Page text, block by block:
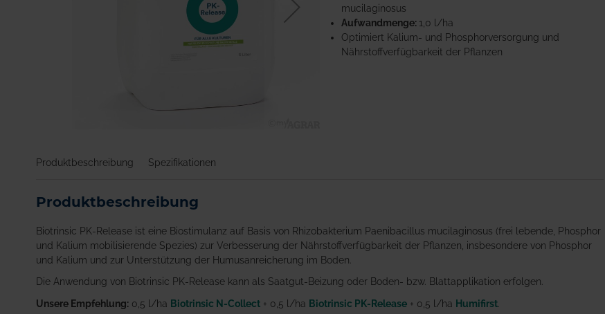
der
springen
mucilaginosus
Aufwandmenge: 1,0 l/ha
Optimiert Kalium- und Phosphorversorgung und
Nährstoffverfügbarkeit der Pflanzen
Produktbeschreibung Spezifikationen
Produktbeschreibung
Biotrinsic PK-Release ist eine Biostimulanz auf Basis von Rhizobakterium Paenibacillus mucilaginosus (frei lebende, Phosphor
und Kalium mobilisierende Spezies) zur Verbesserung der Nährstoffverfügbarkeit der Pflanzen, insbesondere von Phosphor
und Kalium und zur Unterstützung der Humusanreicherung im Boden.
Die Anwendung von Biotrinsic PK-Release kann als Saatgut-Beizung oder Boden- bzw. Blattapplikation erfolgen.
Unsere Empfehlung: 0,5 l/ha Biotrinsic N-Collect + 0,5 l/ha Biotrinsic PK-Release + 0,5 l/ha Humifirst